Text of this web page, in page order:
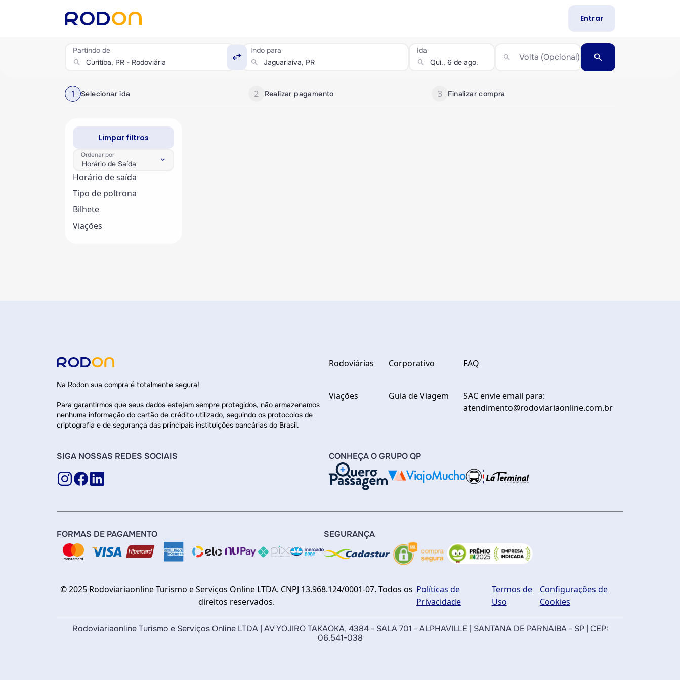
Entrar
Partindo de
search
Indo para
search
swap_horiz Ida
search Volta (Opcional)
search search
1 Selecionar ida 2 Realizar pagamento 3 Finalizar compra
Limpar filtros
Ordenar por
Horário de Saída keyboard_arrow_down
Horário de saída
Tipo de poltrona
Bilhete
Viações
Na Rodon sua compra é totalmente segura!
Para garantirmos que seus dados estejam sempre protegidos, não armazenamos
nenhuma informação do cartão de crédito utilizado, seguindo os protocolos de
criptografia e de segurança das principais instituições bancárias do Brasil.
Rodoviárias
Viações
Corporativo
Guia de Viagem
FAQ
SAC envie email para:
atendimento@rodoviariaonline.com.br
CONHEÇA O GRUPO QP
SIGA NOSSAS REDES SOCIAIS
FORMAS DE PAGAMENTO SEGURANÇA
© 2025 Rodoviariaonline Turismo e Serviços Online LTDA. CNPJ 13.968.124/0001-07. Todos os
direitos reservados.
Políticas de
Privacidade
Termos de
Uso
Configurações de
Cookies
Rodoviariaonline Turismo e Serviços Online LTDA | AV YOJIRO TAKAOKA, 4384 - SALA 701 - ALPHAVILLE | SANTANA DE PARNAIBA - SP | CEP:
06.541-038